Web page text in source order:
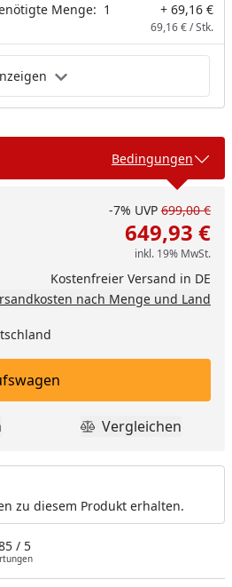
Menge: 1 + 69,16 €
69,16 € / Stk.
Bedingungen
erhöhen
-7% UVP 699,00 €
649,93 €
inkl. 19% MwSt.
Kostenfreier Versand in DE
nach Menge und Land
Einkaufswagen legen
Produkt
Vergleichen
zu diesem Produkt erhalten.
/ 5